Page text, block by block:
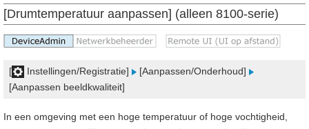
[Drumtemperatuur aanpassen] (alleen 8100-serie)
[ Instellingen/Registratie]
[Aanpassen/Onderhoud]
[Aanpassen beeldkwaliteit]
In een omgeving met een hoge temperatuur of hoge vochtigheid,